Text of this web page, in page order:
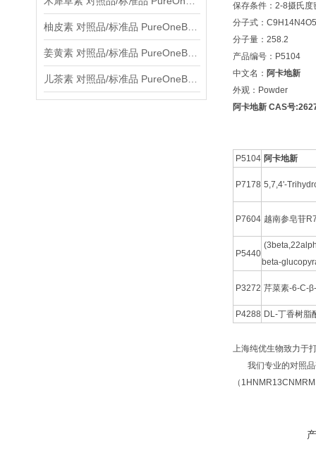
保存条件：2-8摄氏度
分子式：C9H14N4O5
分子量：258.2
产品编号：P5104
中文名： 阿卡地新
外观：Powder
阿卡地新 CAS号
P5104 阿卡地新
P7178 5,7,4'-
P7604 越南参皂苷
P5440
beta-
P3272 芹菜素-6-C-
P4288 DL-丁香树脂
上海纯优生物致力于
我们专业的对照品
（